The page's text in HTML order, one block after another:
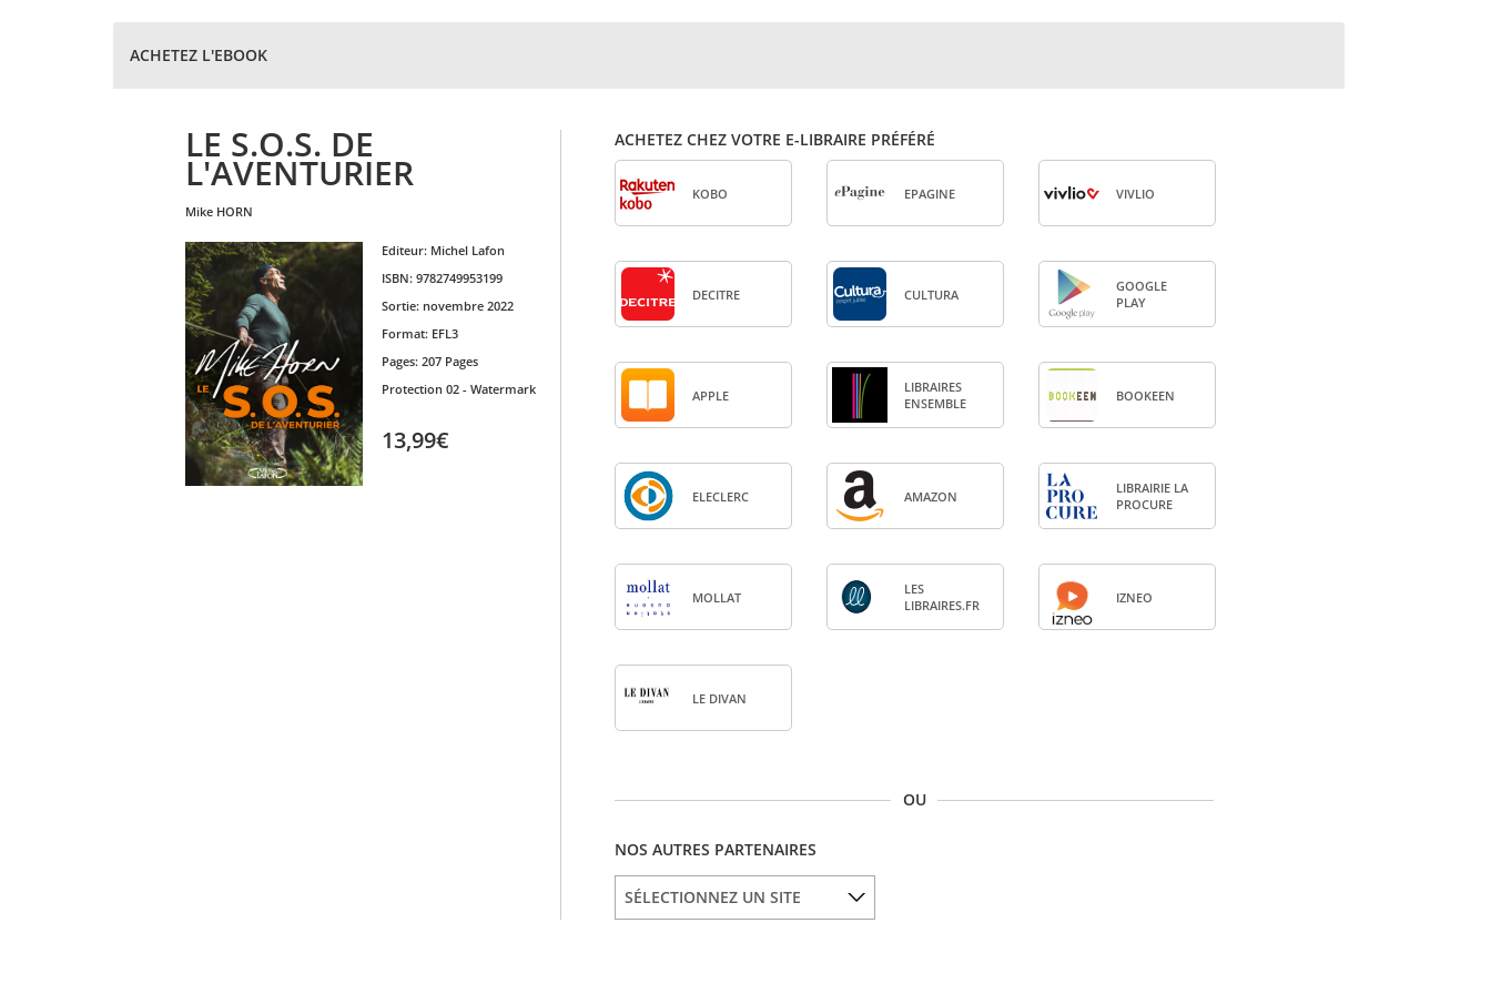
ACHETEZ L'EBOOK
LE S.O.S. DE
L'AVENTURIER
mike HORN
Editeur: Michel Lafon
ISBN: 9782749953199
Sortie: novembre 2022
Format: EFL3
Pages: 207 Pages
Protection 02 - Watermark
13,99€
ACHETEZ CHEZ VOTRE E-LIBRAIRE PRÉFÉRÉ
KOBO EPA­GINE VIV­LIO
DECITRE CULTURA
GOOGLE
PLAY
APPLE
LIBRAIRES
ENSEMBLE
BOO­KEEN
ELE­CLERC AMA­ZON
LIBRAI­RIE LA
PRO­CURE
MOL­LAT
LES
LIBRAIRES.FR
IZNEO
LE DIVAN
OU
NOS AUTRES PARTENAIRES
SÉLECTIONNEZ UN SITE